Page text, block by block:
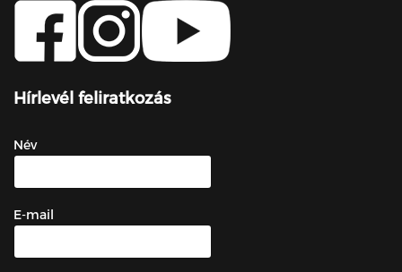
Hírlevél feliratkozás
Név
E-mail